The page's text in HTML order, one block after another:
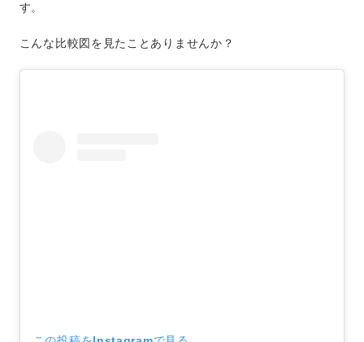
す。
こんな比較図を見たことありませんか？